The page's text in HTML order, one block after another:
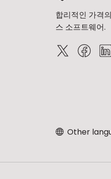
합리적인 가격
스 소프트웨어.
Other